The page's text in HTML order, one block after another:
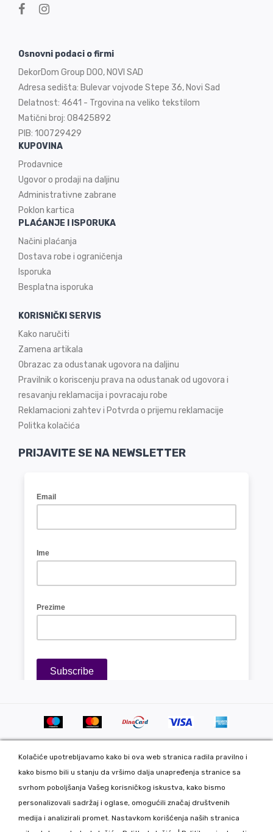
Kolačiće upotrebljavamo kako bi ova web stranica radila pravilno i
kako bismo bili u stanju da vršimo dalja unapređenja stranice sa
svrhom poboljšanja Vašeg korisničkog iskustva, kako bismo
personalizovali sadržaj i oglase, omogućili značaj društvenih
medija i analizirali promet. Nastavkom korišćenja naših stranica
Osnovni podaci o firmi
DekorDom Group DOO, NOVI SAD
Adresa sedišta: Bulevar vojvode Stepe 36, Novi Sad
Delatnost: 4641 - Trgovina na veliko tekstilom
Matični broj: 08425892
PIB: 100729429
KUPOVINA
Prodavnice
Ugovor o prodaji na daljinu
Administrativne zabrane
Poklon kartica
PLAĆANJE I ISPORUKA
Načini plaćanja
Dostava robe i ograničenja
Isporuka
Besplatna isporuka
KORISNIČKI SERVIS
Kako naručiti
Zamena artikala
Obrazac za odustanak ugovora na daljinu
Pravilnik o koriscenju prava na odustanak od ugovora i
resavanju reklamacija i povracaju robe
Reklamacioni zahtev i Potvrda o prijemu reklamacije
Politka kolačića
PRIJAVITE SE NA NEWSLETTER
Copyright 2020 DekorDom Group DOO. All Rights Reserved. Web
development: CMS by Global Webmasters -